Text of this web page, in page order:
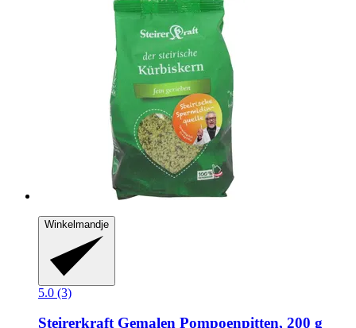
Winkelmandje
5.0 (3)
SteirerkraftGemalen Pompoenpitten, 200 g